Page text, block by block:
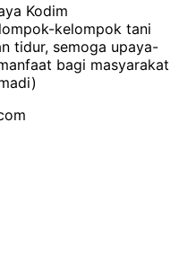
Kodim
kelompok tani
tidur, semoga upaya-
bagi masyarakat